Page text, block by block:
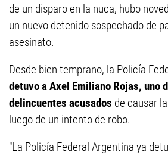
de un disparo en la nuca, hubo
un nuevo detenido sospechado de
asesinato.
Desde bien temprano, la Policía
detuvo a Axel Emiliano Rojas, uno
delincuentes acusados de causar
luego de un intento de robo.
"La Policía Federal Argentina ya